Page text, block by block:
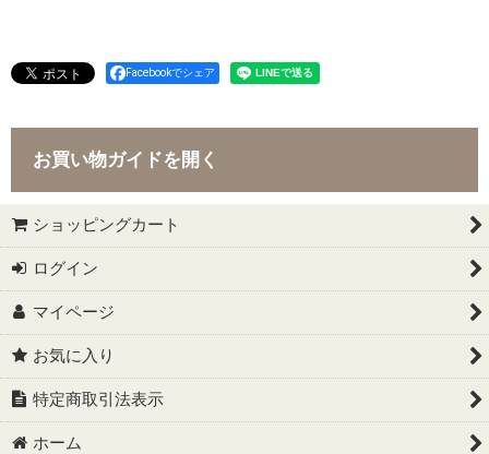
Facebookでシェア
お買い物ガイドを開く
ショッピングカート
ログイン
マイページ
お気に入り
特定商取引法表示
ホーム